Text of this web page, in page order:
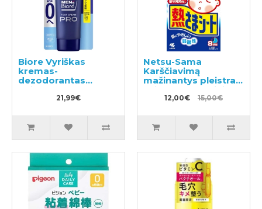
Biore Vyriškas
kremas-
dezodorantas
kojoms 70g
21,99€
Netsu-Sama
Karščiavimą
mažinantys pleistrai
vaikams nuo 2 iki 10
metų 16vnt
12,00€ 15,00€